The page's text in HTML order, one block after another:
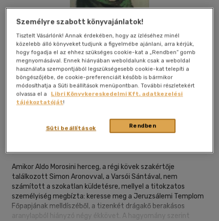
Kívánságlistához adom
2002|magyar nyelvű|fűzve
Amikor Aldo Morosini herceg, a régi kövek szakértője
találkozott Simon Aronovval, a Varsói Sántával, nem
számított a szokatlan küldetésre, mellyel a titokzatos
személyiség megbízta: keresse meg a Jeruzsálemi Templom
Főpapjának melldíszéből, a tizenkét drágakő berakásos
aranylapból hiányzó négy ékkövet. A hagyomány szerint
Személyre szabott könyvajánlatok!
Tisztelt Vásárlónk! Annak érdekében, hogy az ízléséhez minél
közelebb álló könyveket tudjunk a figyelmébe ajánlani, arra kérjük,
hogy fogadja el az ehhez szükséges cookie-kat a „Rendben” gomb
megnyomásával. Ennek hiányában weboldalunk csak a weboldal
használata szempontjából legszükségesebb cookie-kat telepíti a
böngészőjébe, de cookie-preferenciáit később is bármikor
módosíthatja a Süti beállítások menüpontban. További részletekért
olvassa el a
Libri Könyvkereskedelmi Kft. adatkezelési
tájékoztatóját!
Rendben
Süti beállítások